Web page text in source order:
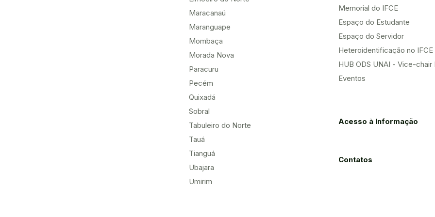
Maracanaú
Maranguape
Mombaça
Morada Nova
Paracuru
Pecém
Quixadá
Sobral
Tabuleiro do Norte
Tauá
Tianguá
Ubajara
Umirim
Memorial do IFCE
Espaço do Estudante
Espaço do Servidor
Heteroidentificação no IFCE
HUB ODS UNAI - Vice-chair
Eventos
Acesso à Informação
Contatos